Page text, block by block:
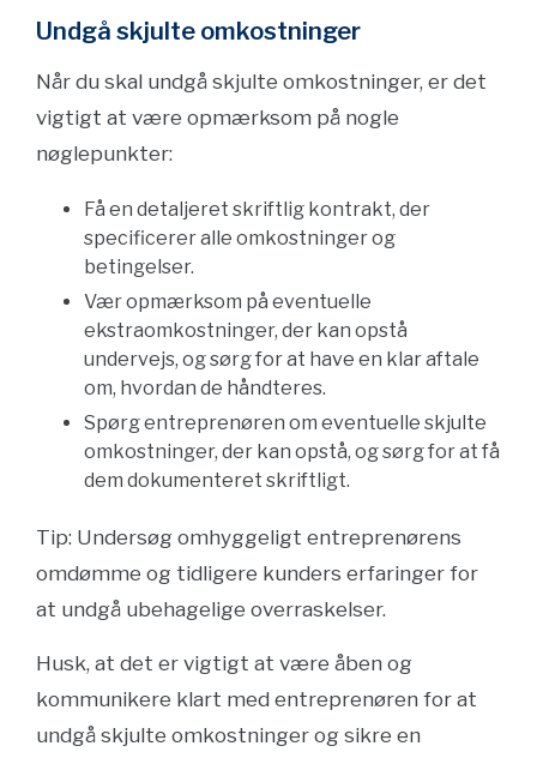
Undgå skjulte omkostninger
Når du skal undgå skjulte omkostninger, er det
vigtigt at være opmærksom på nogle
nøglepunkter:
Få en detaljeret skriftlig kontrakt, der
specificerer alle omkostninger og
betingelser.
Vær opmærksom på eventuelle
ekstraomkostninger, der kan opstå
undervejs, og sørg for at have en klar aftale
om, hvordan de håndteres.
Spørg entreprenøren om eventuelle skjulte
omkostninger, der kan opstå, og sørg for at få
dem dokumenteret skriftligt.
Tip: Undersøg omhyggeligt entreprenørens
omdømme og tidligere kunders erfaringer for
at undgå ubehagelige overraskelser.
Husk, at det er vigtigt at være åben og
kommunikere klart med entreprenøren for at
undgå skjulte omkostninger og sikre en